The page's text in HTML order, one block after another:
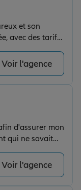
et son
avec des tarifs
recommande.
Voir l'agence
d'assurer mon
qui ne savait
et a su me
pressé
vous le
Voir l'agence